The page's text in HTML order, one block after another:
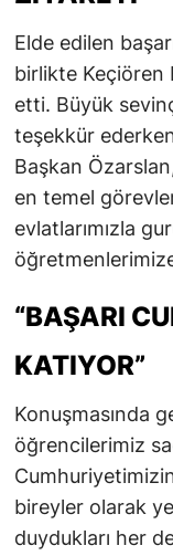
Elde edilen
birlikte Keçiören
etti. Büyük
teşekkür
Başkan
en temel
evlatlarımızla
“BAŞARI
KATIYOR”
Konuşmasında
öğrencilerimiz
bireyler olarak
duydukları her